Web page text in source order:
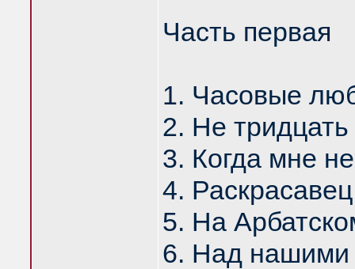
Часть первая
1. Часовые
2. Не тридцать
3. Когда мне
4.
5. На
6. Над нашими